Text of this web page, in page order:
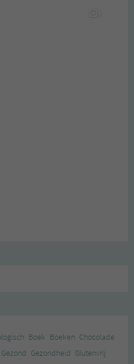
Boek Boeken Chocolade
Gezond Gezondheid Glutenvrij